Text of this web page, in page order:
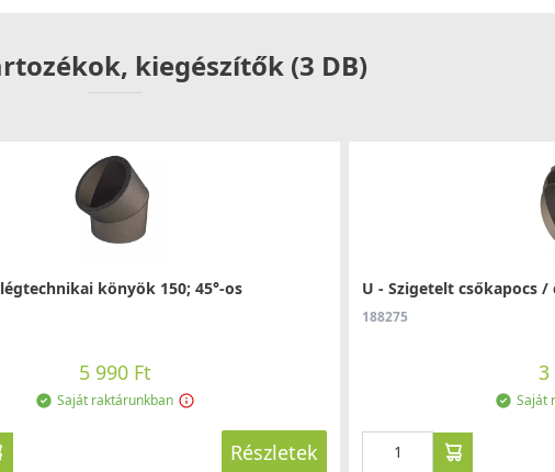
kiegészítők (3 DB)
könyök 150; 45°-os
5 990 Ft
Saját raktárunkban
Részletek
U - Szigetelt csőkapocs
188275
3
Saját